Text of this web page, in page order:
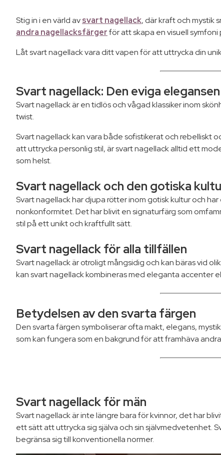
Stig in i en värld avsvart nagellack, där kraft och mystik
andra nagellacksfärgerför att skapa en visuell symfoni
Låt svart nagellack vara ditt vapen för att uttrycka din
Svart nagellack: Den eviga
Svart nagellack är en tidlös och vågad klassiker inom
twist.
Svart nagellack kan vara både sofistikerat och
att uttrycka personlig stil, är svart nagellack alltid ett
som helst.
Svart nagellack och den gotiska
Svart nagellack har djupa rötter inom gotisk kultur och
nonkonformitet. Det har blivit en signaturfärg som
stil på ett unikt och kraftfullt sätt.
Svart nagellack för alla tillfällen
Svart nagellack är otroligt mångsidig och kan bäras vid
kan svart nagellack kombineras med eleganta accenter
Betydelsen av den svarta färgen
Den svarta färgen symboliserar ofta makt, elegans,
som kan fungera som en bakgrund för att framhäva
Svart nagellack för män
Svart nagellack är inte längre bara för kvinnor, det har
ett sätt att uttrycka sig själva och sin självmedvetenhet.
begränsa sig till konventionella normer.